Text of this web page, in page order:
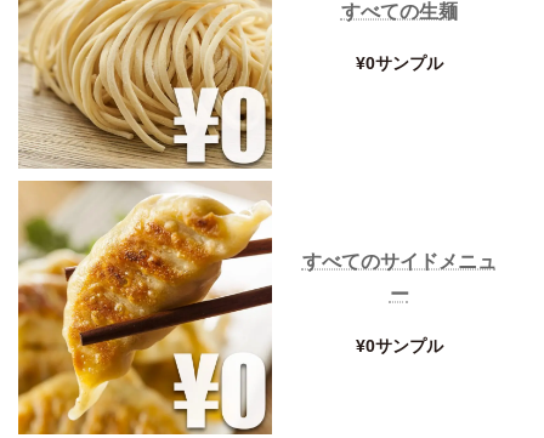
すべての生麺
¥0サンプル
すべてのサイドメニュ
ー
¥0サンプル